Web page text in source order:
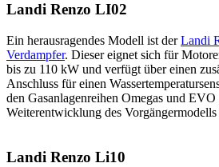
Landi Renzo LI02
Ein herausragendes Modell ist derLandi
Verdampfer. Dieser eignet sich für
bis zu 110 kW und verfügt über einen
Anschluss für einen
den Gasanlagenreihen Omegas und
Weiterentwicklung des
Landi Renzo Li10